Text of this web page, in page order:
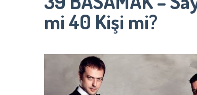
mi 40 Kişi mi?